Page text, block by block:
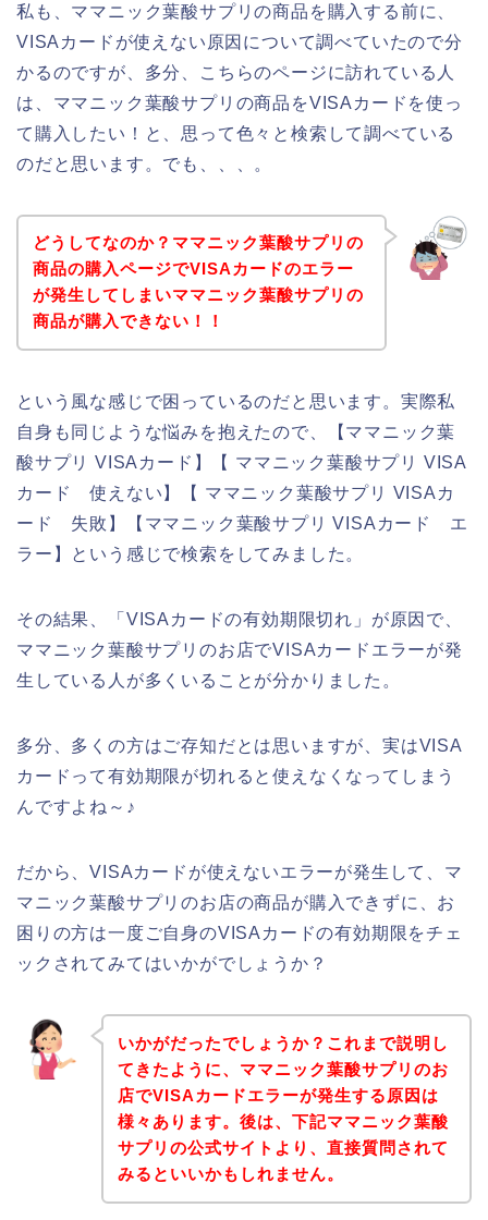
私も、ママニック葉酸サプリの商品を購入する前に、
VISAカードが使えない原因について調べていたので分
かるのですが、多分、こちらのページに訪れている人
は、ママニック葉酸サプリの商品をVISAカードを使っ
て購入したい！と、思って色々と検索して調べている
のだと思います。でも、、、。
どうしてなのか？ママニック葉酸サプリの
商品の購入ページでVISAカードのエラー
が発生してしまいママニック葉酸サプリの
商品が購入できない！！
という風な感じで困っているのだと思います。実際私
自身も同じような悩みを抱えたので、【ママニック葉
酸サプリ VISAカード】【 ママニック葉酸サプリ VISA
カード 使えない】【 ママニック葉酸サプリ VISAカ
ード 失敗】【ママニック葉酸サプリ VISAカード エ
ラー】という感じで検索をしてみました。
その結果、「VISAカードの有効期限切れ」が原因で、
ママニック葉酸サプリのお店でVISAカードエラーが発
生している人が多くいることが分かりました。
多分、多くの方はご存知だとは思いますが、実はVISA
カードって有効期限が切れると使えなくなってしまう
んですよね～♪
だから、VISAカードが使えないエラーが発生して、マ
マニック葉酸サプリのお店の商品が購入できずに、お
困りの方は一度ご自身のVISAカードの有効期限をチェ
ックされてみてはいかがでしょうか？
いかがだったでしょうか？これまで説明し
てきたように、ママニック葉酸サプリのお
店でVISAカードエラーが発生する原因は
様々あります。後は、下記ママニック葉酸
サプリの公式サイトより、直接質問されて
みるといいかもしれません。